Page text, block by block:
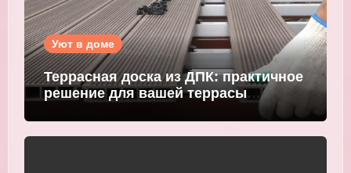
Уют в доме
Террасная доска из ДПК: практичное
решение для вашей террасы